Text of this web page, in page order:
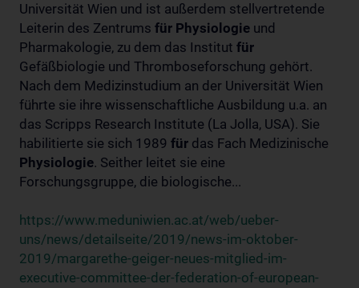
Universität Wien und ist außerdem stellvertretende
Leiterin des Zentrums für Physiologie und
Pharmakologie, zu dem das Institut für
Gefäßbiologie und Thromboseforschung gehört.
Nach dem Medizinstudium an der Universität Wien
führte sie ihre wissenschaftliche Ausbildung u.a. an
das Scripps Research Institute (La Jolla, USA). Sie
habilitierte sie sich 1989 für das Fach Medizinische
Physiologie. Seither leitet sie eine
Forschungsgruppe, die biologische...
https://www.meduniwien.ac.at/web/ueber-
uns/news/detailseite/2019/news-im-oktober-
2019/margarethe-geiger-neues-mitglied-im-
executive-committee-der-federation-of-european-